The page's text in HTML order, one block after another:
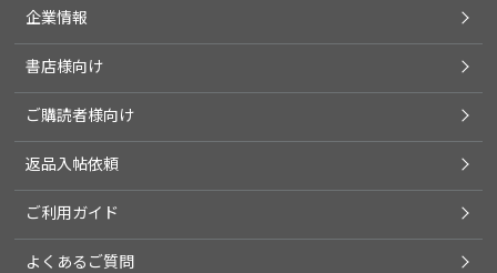
企業情報
書店様向け
ご購読者様向け
返品入帖依頼
ご利用ガイド
よくあるご質問